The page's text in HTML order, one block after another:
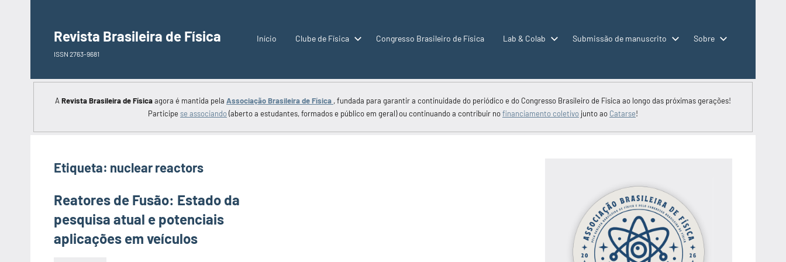
conteúdo
Revista Brasileira de Física
ISSN 2763-9681
Início Clube de Física Congresso Brasileiro de Física Lab & Colab Submissão de manuscrito Sobre
A Revista Brasileira de Físicaagora é mantida pela Associação Brasileira de Física , fundada para garantir a continuidade do periódico e do Congresso Brasileiro de Física ao longo das próximas gerações!
Participese associando(aberto a estudantes, formados e público em geral) ou continuando a contribuir nofinanciamento coletivo junto ao Catarse!
Etiqueta: nuclear reactors
Reatores de Fusão: Estado da
pesquisa atual e potenciais
aplicações em veículos